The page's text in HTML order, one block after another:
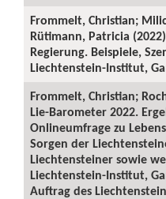
Frommelt, Christian;
Rütimann, Patricia
Regierung. Beispiele,
Liechtenstein-Institut,
Frommelt, Christian;
Lie-Barometer 2022.
Onlineumfrage zu
Sorgen der
Liechtensteiner sowie
Liechtenstein-Institut,
Auftrag des